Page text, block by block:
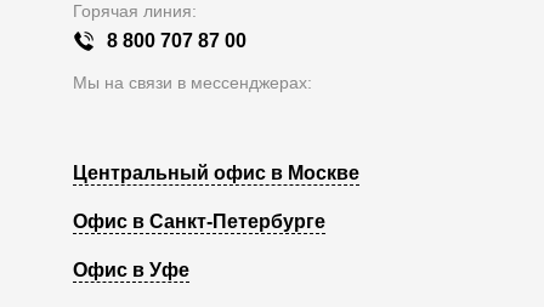
Горячая линия:
8 800 707 87 00
Мы на связи в мессенджерах:
Центральный офис в Москве
Офис в Санкт-Петербурге
Офис в Уфе